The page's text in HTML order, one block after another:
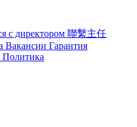
с директором 聯繫主任
Вакансии Гарантия
Политика